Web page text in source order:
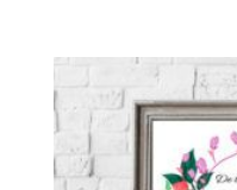
desde
7.50€
19.50€